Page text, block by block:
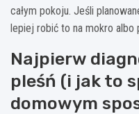
całym pokoju. Jeśli
lepiej robić to na mokro albo
Najpierw
pleśń (i jak to
domowym